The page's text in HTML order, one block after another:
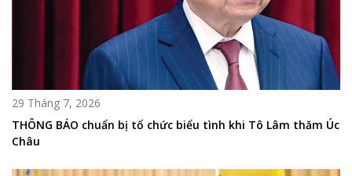
29 Tháng 7, 2026
THÔNG BÁO chuẩn bị tổ chức biểu tình khi Tô Lâm thăm Úc
Châu